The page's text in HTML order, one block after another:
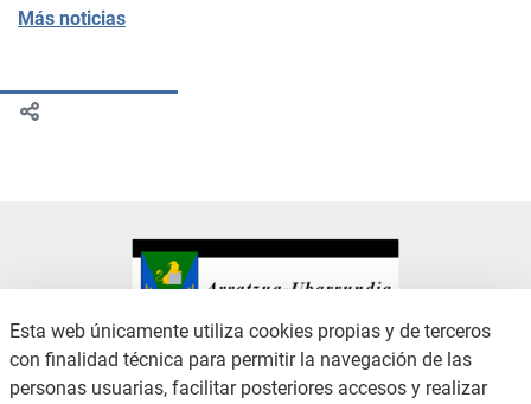
Más noticias
CONTACTO
AVISO LEGAL
Esta web únicamente utiliza cookies propias y de terceros
con finalidad técnica para permitir la navegación de las
personas usuarias, facilitar posteriores accesos y realizar